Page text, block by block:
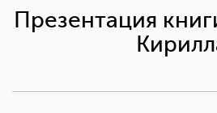
Презентация